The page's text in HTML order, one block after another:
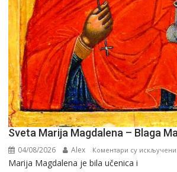
Sveta Marija Magdalena – Blaga
04/08/2026 Alex Коментари су искључени
Marija Magdalena je bila učenica i